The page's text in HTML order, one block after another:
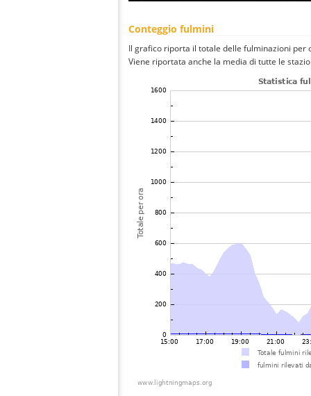
Conteggio fulmini
Il grafico riporta il totale delle fulminazioni per
Viene riportata anche la media di tutte le